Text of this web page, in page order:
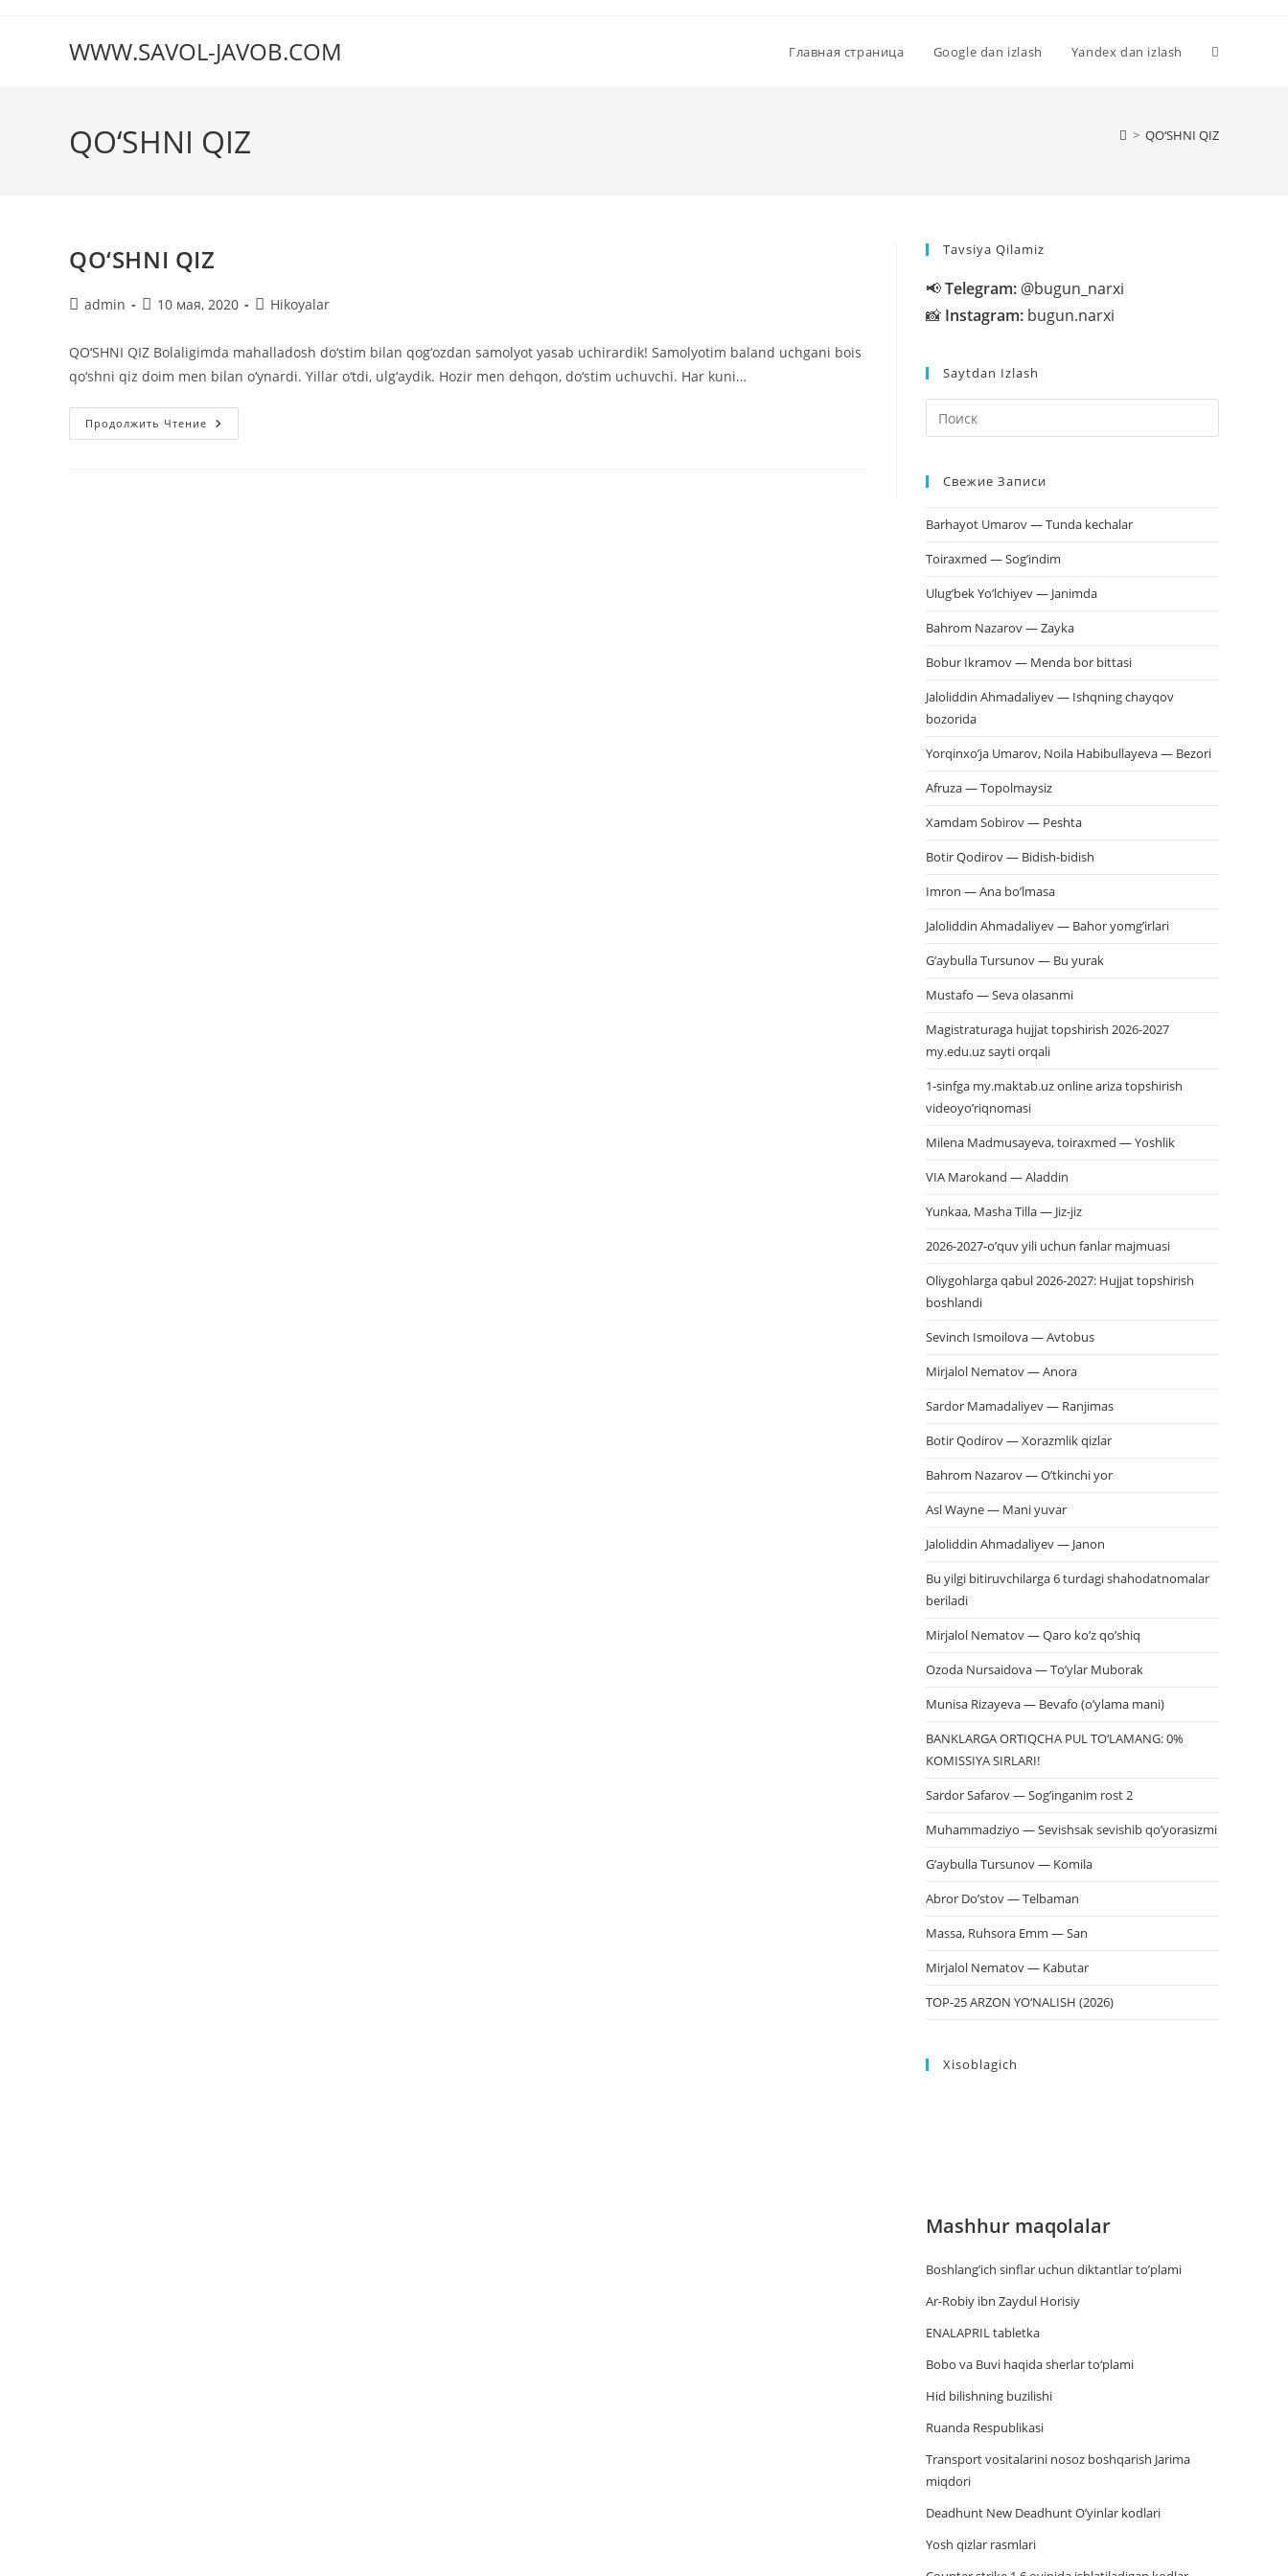
содержимомуWWW.SAVOL-JAVOB.COM Главная страница Google dan izlash Yandex dan izlash
QO‘SHNI QIZ > QO‘SHNI QIZ
QO‘SHNI QIZ
Автор
admin
Запись
10 мая, 2020
Рубрика
Hikoyalar
QO‘SHNI QIZ Bolaligimda mahalladosh do‘stim bilan qog‘ozdan samolyot yasab uchirardik! Samolyotim baland uchgani bois
qo‘shni qiz doim men bilan o‘ynardi. Yillar o‘tdi, ulg‘aydik. Hozir men dehqon, do‘stim uchuvchi. Har kuni…
Продолжить Чтение QO‘SHNI
QIZ
Tavsiya Qilamiz
📢Telegram: @bugun_narxi
📸 Instagram: bugun.narxi
Saytdan Izlash
клавишу
Свежие Записи
Barhayot Umarov — Tunda kechalar
Toiraxmed — Sog’indim
Ulug’bek Yo’lchiyev — Janimda
Bahrom Nazarov — Zayka
Bobur Ikramov — Menda bor bittasi
Jaloliddin Ahmadaliyev — Ishqning chayqov
bozorida
Yorqinxo’ja Umarov, Noila Habibullayeva — Bezori
Afruza — Topolmaysiz
Xamdam Sobirov — Peshta
Botir Qodirov — Bidish-bidish
Imron — Ana bo’lmasa
Jaloliddin Ahmadaliyev — Bahor yomg’irlari
G’aybulla Tursunov — Bu yurak
Mustafo — Seva olasanmi
Magistraturaga hujjat topshirish 2026-2027
my.edu.uz sayti orqali
1-sinfga my.maktab.uz online ariza topshirish
videoyo’riqnomasi
Milena Madmusayeva, toiraxmed — Yoshlik
VIA Marokand — Aladdin
Yunkaa, Masha Tilla — Jiz-jiz
2026-2027-o’quv yili uchun fanlar majmuasi
Oliygohlarga qabul 2026-2027: Hujjat topshirish
boshlandi
Sevinch Ismoilova — Avtobus
Mirjalol Nematov — Anora
Sardor Mamadaliyev — Ranjimas
Botir Qodirov — Xorazmlik qizlar
Bahrom Nazarov — O’tkinchi yor
Asl Wayne — Mani yuvar
Jaloliddin Ahmadaliyev — Janon
Bu yilgi bitiruvchilarga 6 turdagi shahodatnomalar
beriladi
Mirjalol Nematov — Qaro ko’z qo’shiq
Ozoda Nursaidova — To’ylar Muborak
Munisa Rizayeva — Bevafo (o’ylama mani)
BANKLARGA ORTIQCHA PUL TO‘LAMANG: 0%
KOMISSIYA SIRLARI!
Sardor Safarov — Sog’inganim rost 2
Muhammadziyo — Sevishsak sevishib qo’yorasizmi
G’aybulla Tursunov — Komila
Abror Do’stov — Telbaman
Massa, Ruhsora Emm — San
Mirjalol Nematov — Kabutar
TOP-25 ARZON YO‘NALISH (2026)
Xisoblagich
Mashhur maqolalar
Boshlang’ich sinflar uchun diktantlar to’plami
Ar-Robiy ibn Zaydul Horisiy
ENALAPRIL tabletka
Bobo va Buvi haqida sherlar to‘plami
Hid bilishning buzilishi
Ruanda Respublikasi
Trаnsport vositаlаrini nosoz boshqаrish Jаrimа
miqdori
Deadhunt New Deadhunt O’yinlar kodlari
Yosh qizlar rasmlari